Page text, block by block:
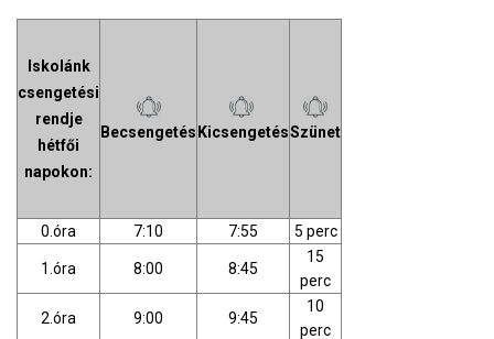
Iskolánk
csengetési
rendje
hétfői
napokon:
Becsengetés KicsengetésSzünet
0.óra 7:10 7:55 5 perc
1.óra 8:00 8:45
15
perc
2.óra 9:00 9:45
10
perc